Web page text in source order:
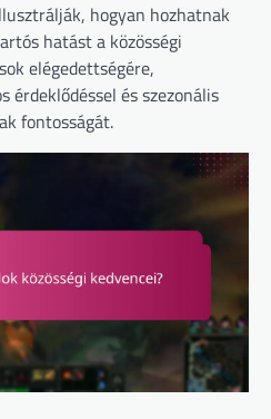
hogyan hozhatnak
hatást a közösségi
elégedettségére,
érdeklődéssel és szezonális
fontosságát.